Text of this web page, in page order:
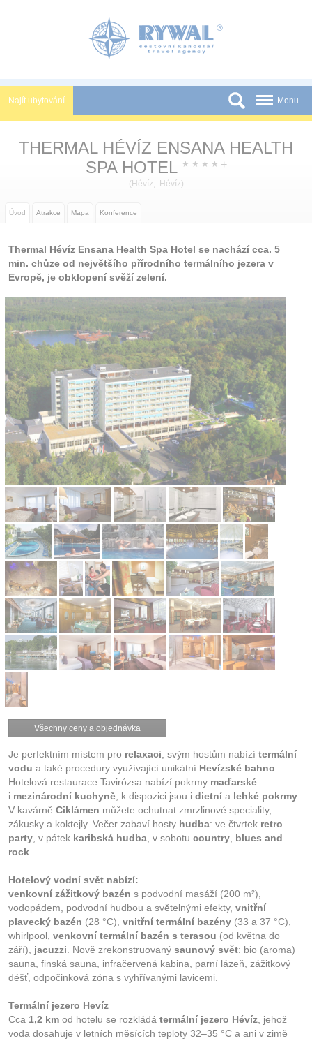
Najít ubytování
Slevy a Last Minute
Tištěné katalogy
Menu
THERMAL HÉVÍZ ENSANA HEALTH
SPA HOTEL
★ ★ ★ ★ +
( Hévíz, Hévíz)
Úvod Atrakce Mapa Konference
Thermal Hévíz Ensana Health Spa Hotel se nachází cca. 5
min. chůze od největšího přírodního termálního jezera v
Evropě, je obklopení svěží zelení.
Všechny ceny a objednávka
Je perfektním místem pro relaxaci , svým hostům nabízí termální
vodu a také procedury využívající unikátní Hevízské bahno
Hotelová restaurace Tavirózsa nabízí pokrmy maďarské
i mezinárodní kuchyně , k dispozici jsou i dietní a lehké pokrmy
V kavárně Ciklámen můžete ochutnat zmrzlinové speciality,
zákusky a koktejly. Večer zabaví hosty hudba: ve čtvrtek retro
party , v pátek karibská hudba , v sobotu country blues and
rock
Hotelový vodní svět nabízí:
venkovní zážitkový bazén s podvodní masáží (200 m²),
vodopádem, podvodní hudbou a světelnými efekty, vnitřní
plavecký bazén (28 °C), vnitřní termální bazény (33 a 37 °C),
whirlpool, venkovní termální bazén s terasou (od května do
září), jacuzzi . Nově zrekonstruovaný saunový svět: bio (aroma)
sauna, finská sauna, infračervená kabina, parní lázeň, zážitkový
déšť, odpočinková zóna s vyhřívanými lavicemi.
Termální jezero Hevíz
Cca 1,2 km od hotelu se rozkládá termální jezero Hévíz , jehož
voda dosahuje v letních měsících teploty 32–35 °C a ani v zimě